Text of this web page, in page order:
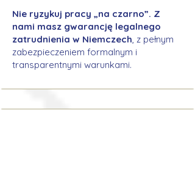
Nie ryzykuj pracy „na czarno”. Z
nami masz gwarancję legalnego
zatrudnienia w Niemczech, z pełnym
zabezpieczeniem formalnym i
transparentnymi warunkami.